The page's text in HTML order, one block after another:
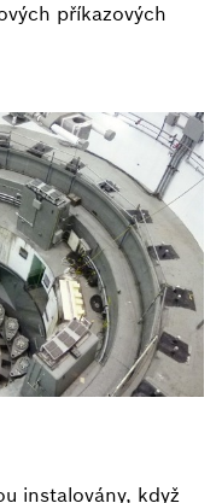
příkazových
instalovány, když